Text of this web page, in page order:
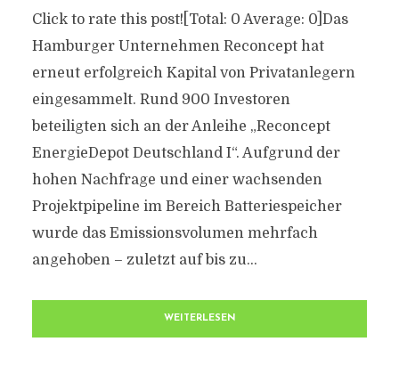
Click to rate this post![Total: 0 Average: 0]Das
Hamburger Unternehmen Reconcept hat
erneut erfolgreich Kapital von Privatanlegern
eingesammelt. Rund 900 Investoren
beteiligten sich an der Anleihe „Reconcept
EnergieDepot Deutschland I“. Aufgrund der
hohen Nachfrage und einer wachsenden
Projektpipeline im Bereich Batteriespeicher
wurde das Emissionsvolumen mehrfach
angehoben – zuletzt auf bis zu...
WEITERLESEN